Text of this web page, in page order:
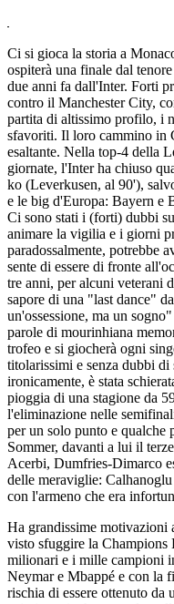
Ci si gioca la storia a
ospiterà una finale dal
due anni fa dall'Inter. Forti
contro il Manchester City,
partita di altissimo profilo, i
sfavoriti. Il loro cammino in
esaltante. Nella top-4 della
giornate, l'Inter ha chiuso
ko (Leverkusen, al 90'),
e le big d'Europa: Bayern e
Ci sono stati i (forti) dubbi
animare la vigilia e i giorni
paradossalmente, potrebbe
sente di essere di fronte
tre anni, per alcuni veterani
sapore di una "last dance"
un'ossessione, ma un
parole di mourinhiana
trofeo e si giocherà ogni
titolarissimi e senza dubbi
ironicamente, è stata
pioggia di una stagione da
l'eliminazione nelle
per un solo punto e qualche
Sommer, davanti a lui il
Acerbi, Dumfries-Dimarco
delle meraviglie:
con l'armeno che era
Ha grandissime motivazioni
visto sfuggire la Champions
milionari e i mille campioni
Neymar e Mbappé e con la
rischia di essere ottenuto da